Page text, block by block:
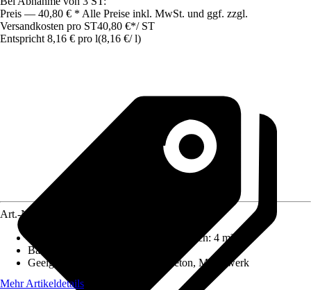
Preis — 40,80 € * Alle Preise inkl. MwSt. und ggf. zzgl.
Versandkosten pro ST40,80 €*/ ST
Entspricht 8,16 € pro l(8,16 €/ l)
Art.-Nr.
Reichweite (ca.) bei einmaligem Anstrich: 4 m²/l
Basis
Geeignet für Untergrund
Putz, Beton, Mauerwerk
Mehr Artikeldetails